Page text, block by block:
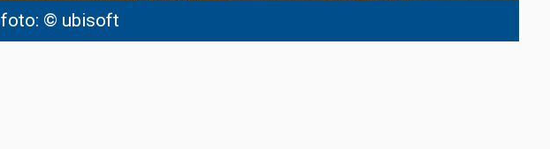
foto: © ubisoft